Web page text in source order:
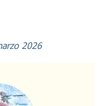
2026